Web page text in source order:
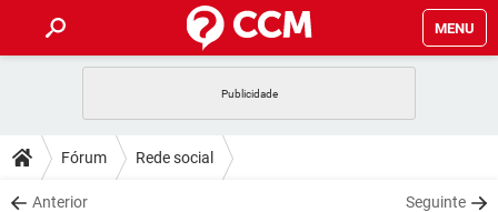
MENU
CELULAR
OUTLOOK
DICAS
JOGOS
DOWNLOADS
Fórum Rede social
Anterior Seguinte